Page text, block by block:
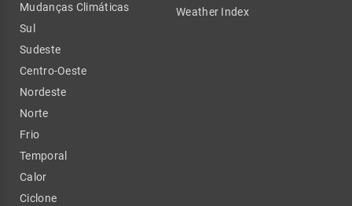
Mudanças Climáticas
Sul
Sudeste
Centro-Oeste
Nordeste
Norte
Frio
Temporal
Calor
Ciclone
Weather Index